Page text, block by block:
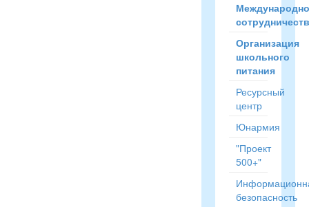
Организация
школьного
питания
Ресурсный
центр
Юнармия
"Проект
500+"
безопасность